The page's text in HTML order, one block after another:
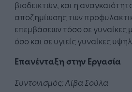
βιοδεικτών, και η
αποζημίωσης των
επεμβάσεων τόσο σε γυναίκες
όσο και σε υγιείς γυναίκες
Επανένταξη στην Εργασία
Συντονισμός: Λίβα Σούλα